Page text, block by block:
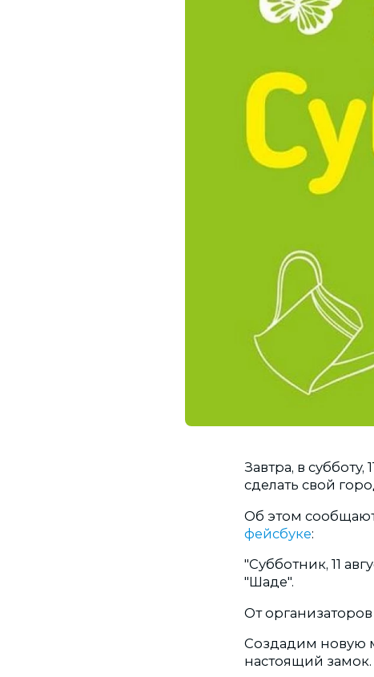
Завтра, в
сделать свой
Об этом
фейсбуке:
"Субботник, 11
"Шаде".
От
Создадим новую
настоящий замок.